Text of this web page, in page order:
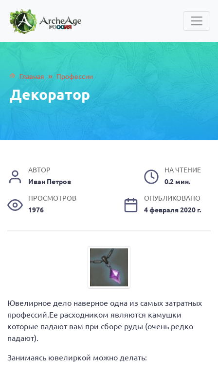
Главная » Профессии
Декоратор
АВТОР
Иван Петров
НА ЧТЕНИЕ
0.2 мин.
ПРОСМОТРОВ
1976
ОПУБЛИКОВАНО
4 февраля 2020 г.
Ювелирное дело наверное одна из самых затратных
профессий.Ее расходником являются камушки
которые падают вам при сборе руды (очень редко
падают).
Занимаясь ювелиркой можно делать: